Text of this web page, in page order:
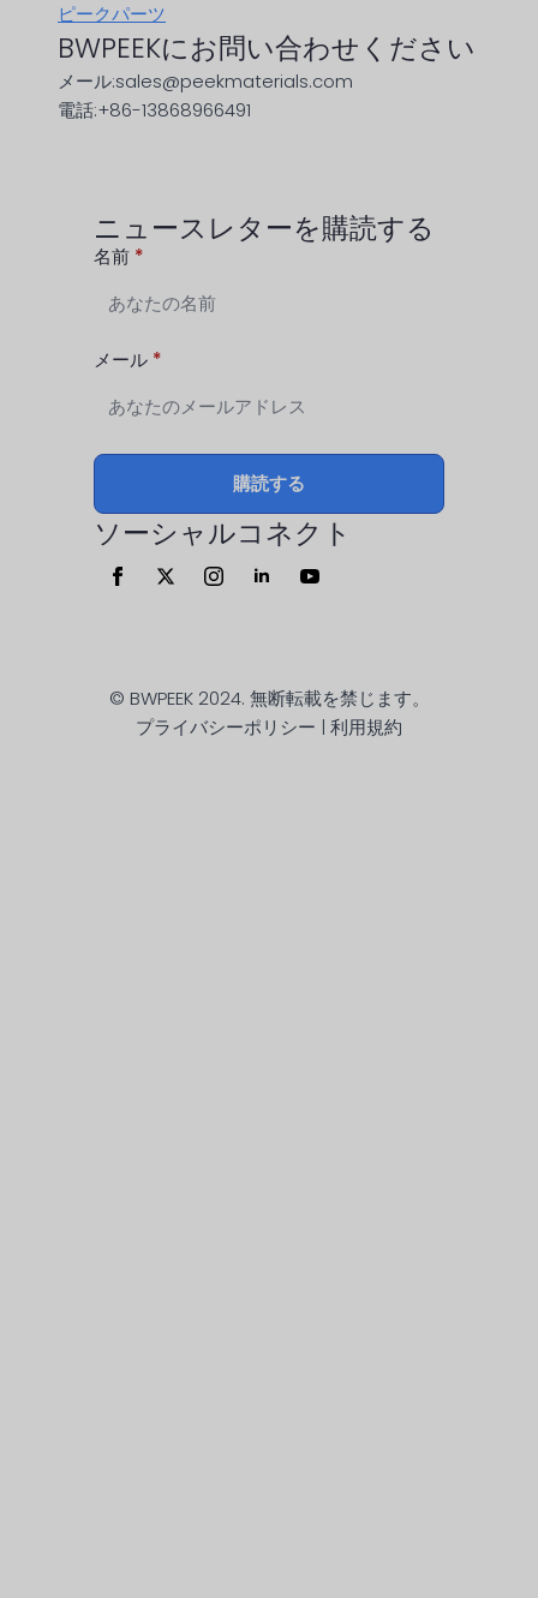
ピークパーツ
BWPEEKにお問い合わせください
メール:sales@peekmaterials.com
電話:+86-13868966491
ニュースレターを購読する
名前 *
メール *
購読する
ソーシャルコネクト
© BWPEEK 2024. 無断転載を禁じます。
プライバシーポリシー | 利用規約